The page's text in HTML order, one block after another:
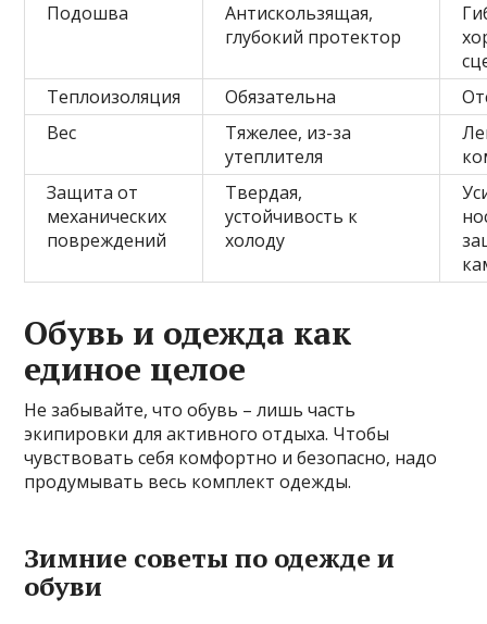
Подошва
Антискользящая,
глубокий протектор
Теплоизоляция
Обязательна
Вес
Тяжелее, из-за
утеплителя
Защита от
механических
повреждений
Твердая,
устойчивость к
холоду
Обувь и одежда как
единое целое
Не забывайте, что обувь – лишь часть
экипировки для активного отдыха. Чтобы
чувствовать себя комфортно и безопасно, надо
продумывать весь комплект одежды.
Зимние советы по одежде и
обуви